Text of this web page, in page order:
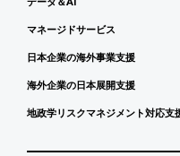
マネージドサービス
日本企業の海外事業支援
海外企業の日本展開支援
地政学リスクマネジメント対応支